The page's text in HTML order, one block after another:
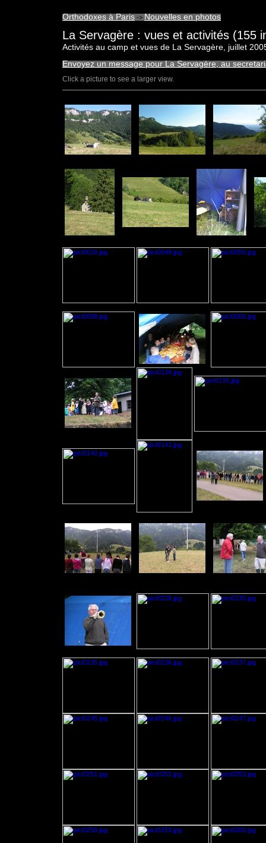
Orthodoxes à Paris -> Nouvelles en photos
La Servagère : vues et activités (155
Activités au camp et vues de La Servagère, juillet
Envoyez un message pour La Servagère, au
Click a picture to see a larger view.